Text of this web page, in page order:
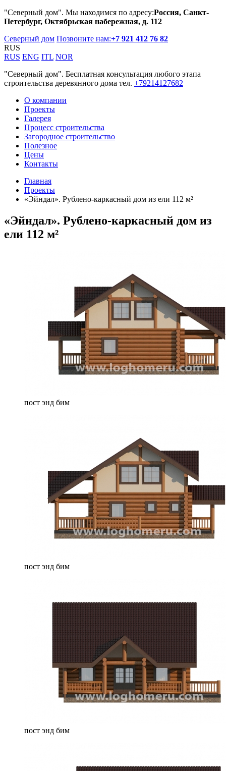
"Северный дом". Мы находимся по адресу:Россия, Санкт-
Петербург, Октябрьская набережная, д. 112
Северный дом Позвоните нам:+7 921 412 76 82
RUS
RUS ENG ITL NOR
"Северный дом". Бесплатная консультация любого этапа
строительства деревянного дома тел. +79214127682
О компании
Проекты
Галерея
Процесс строительства
Загородное строительство
Полезное
Цены
Контакты
Главная
Проекты
«Эйндал». Рублено-каркасный дом из ели 112 м²
«Эйндал». Рублено-каркасный дом из
ели 112 м²
пост энд бим
пост энд бим
пост энд бим